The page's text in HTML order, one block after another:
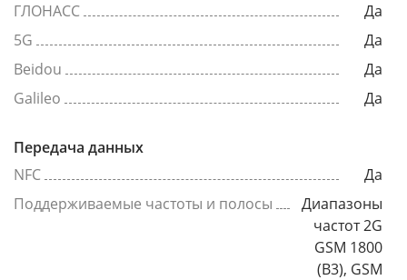
ГЛОНАСС
Да
5G
Да
Beidou
Да
Galileo
Да
Передача данных
NFC
Да
Поддерживаемые частоты и полосы
Диапазоны
частот 2G
GSM 1800
(B3), GSM